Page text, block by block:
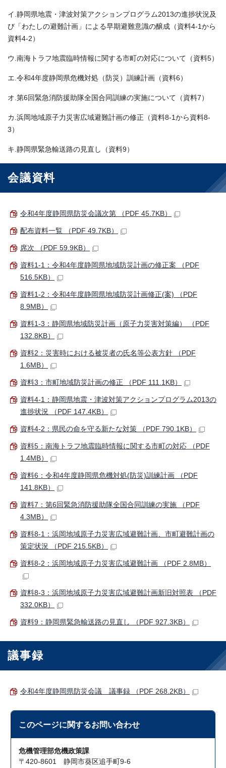
イ.静岡県地震・津波対策アクションプログラム2013の進捗状況及
び「わたしの避難計画」による早期避難意識の醸成（資料4-1から
資料4-2）
ウ.南海トラフ地震臨時情報に関する市町の対応について（資料5）
エ.令和4年度静岡県危機対処（防災）訓練計画（資料6）
オ.第6回緊急消防援助隊全国合同訓練の実施について（資料7）
カ.浜岡地域原子力災害広域避難計画の修正（資料8-1から資料8-
3）
キ.静岡県緊急輸送路の見直し（資料9）
会議資料
令和4年度静岡県防災会議次第 （PDF 45.7KB）
配布資料一覧 （PDF 49.7KB）
席次 （PDF 59.9KB）
資料1-1：令和4年度静岡県地域防災計画の修正案 （PDF
516.5KB）
資料1-2：令和4年度静岡県地域防災計画修正(案) （PDF
8.9MB）
資料1-3：静岡県地域防災計画（原子力災害対策編） （PDF
132.8KB）
資料2：災害時における被災者の氏名等公表方針 （PDF
1.6MB）
資料3：市町地域防災計画の修正 （PDF 111.1KB）
資料4-1：静岡県地震・津波対策アクションプログラム2013の
進捗状況 （PDF 147.4KB）
資料4-2：県民の命を守る新たな対策 （PDF 790.1KB）
資料5：南海トラフ地震臨時情報に関する市町の対応 （PDF
1.4MB）
資料6：令和4年度静岡県危機対処(防災)訓練計画 （PDF
141.8KB）
資料7：第6回緊急消防援助隊全国合同訓練の実施 （PDF
4.3MB）
資料8-1：浜岡地域原子力災害広域避難計画、市町避難計画の
策定状況 （PDF 215.5KB）
資料8-2：浜岡地域原子力災害広域避難計画 （PDF 2.8MB）
資料8-3：浜岡地域原子力災害広域避難計画新旧対照表 （PDF
332.0KB）
資料9：静岡県緊急輸送路の見直し （PDF 927.3KB）
議事録
令和4年度静岡県防災会議 議事録 （PDF 268.2KB）
このページに関するお問い合わせ
危機管理部危機政策課
〒420-8601 静岡市葵区追手町9-6